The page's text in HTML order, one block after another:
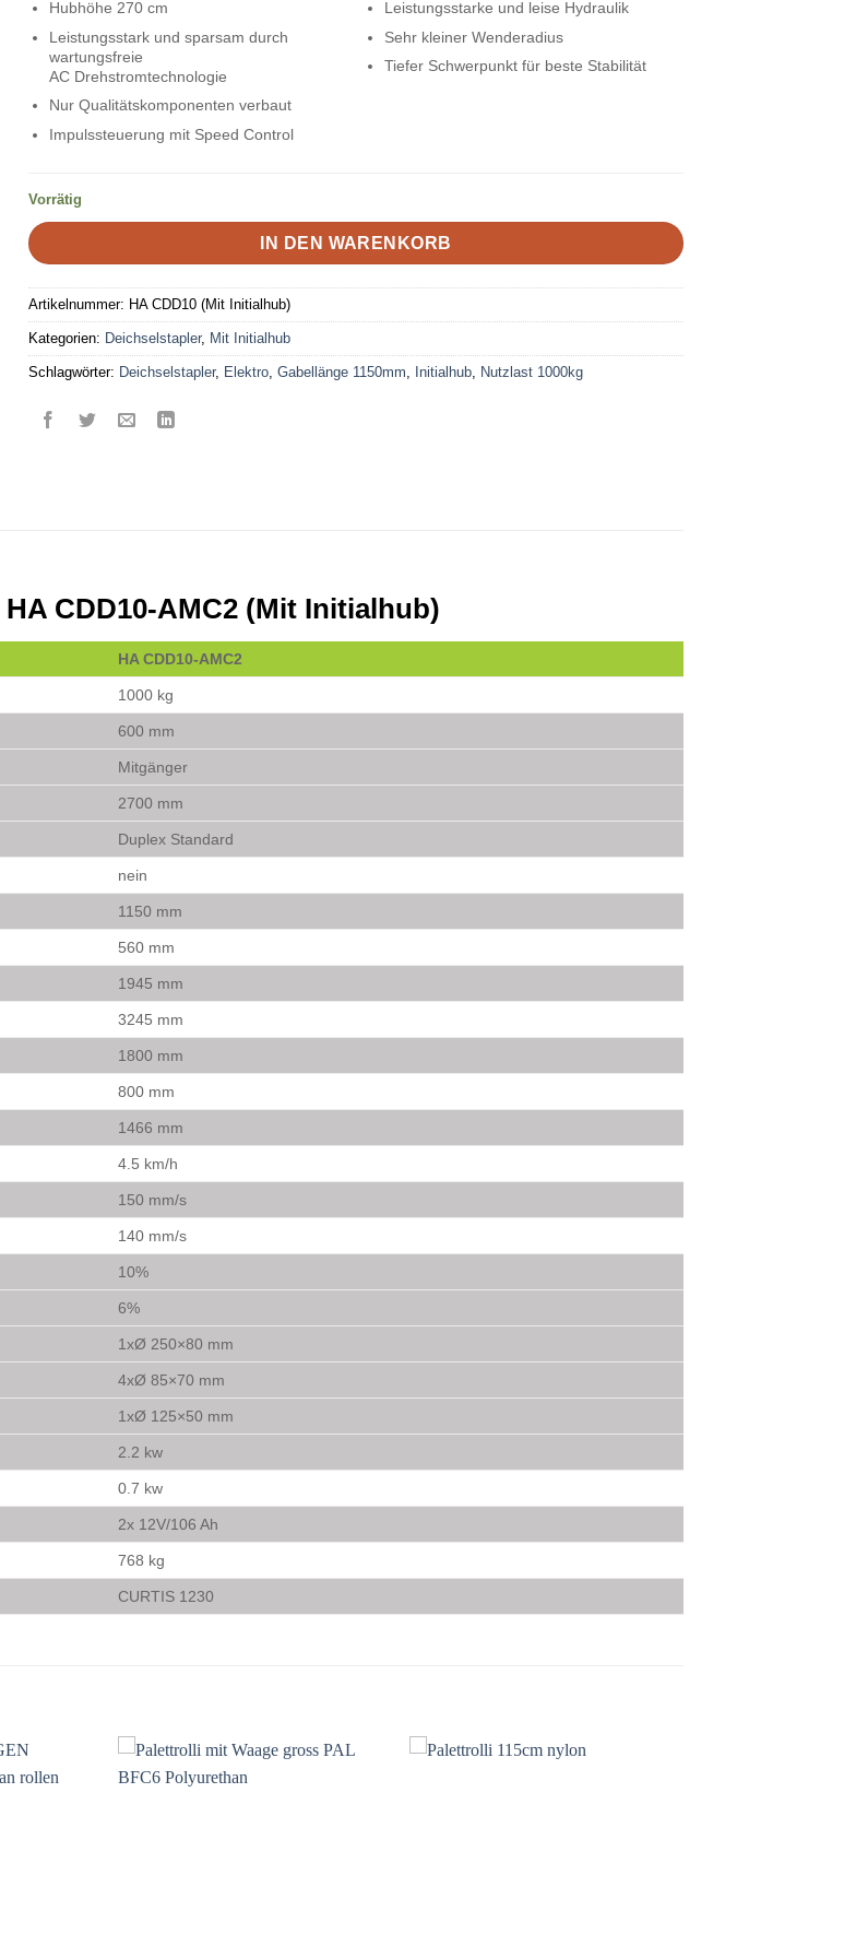
Hubhöhe 270 cm
Leistungsstark und sparsam durch
wartungsfreie
AC Drehstromtechnologie
Nur Qualitätskomponenten verbaut
Impulssteuerung mit Speed Control
Leistungsstarke und leise Hydraulik
Sehr kleiner Wenderadius
Tiefer Schwerpunkt für beste Stabilität
Vorrätig
IN DEN WARENKORB
Artikelnummer: HA CDD10 (Mit Initialhub)
Kategorien: Deichselstapler, Mit Initialhub
Schlagwörter: Deichselstapler, Elektro, Gabellänge 1150mm, Initialhub, Nutzlast 1000kg
CDD10-AMC2 (Mit Initialhub)
HA CDD10-AMC2
1000 kg
600 mm
Mitgänger
2700 mm
Duplex Standard
nein
1150 mm
560 mm
1945 mm
3245 mm
1800 mm
800 mm
1466 mm
4.5 km/h
150 mm/s
140 mm/s
10%
6%
1xØ 250×80 mm
4xØ 85×70 mm
1xØ 125×50 mm
2.2 kw
0.7 kw
2x 12V/106 Ah
768 kg
CURTIS 1230